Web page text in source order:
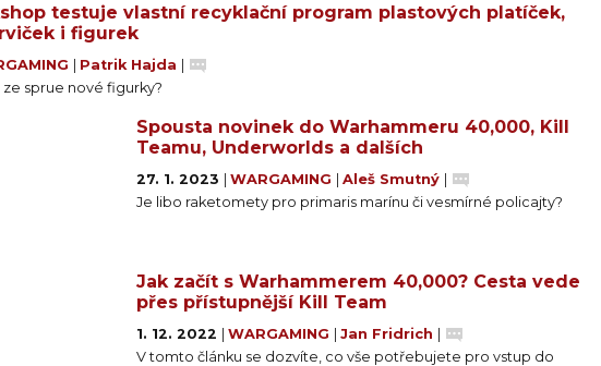
testuje vlastní recyklační program plastových platíček,
i figurek
Patrik Hajda
sprue nové figurky?
Spousta novinek do Warhammeru 40,000, Kill
Teamu, Underworlds a dalších
27. 1. 2023 WARGAMING Aleš Smutný
Je libo raketomety pro primaris marínu či vesmírné policajty?
Jak začít s Warhammerem 40,000? Cesta vede
přes přístupnější Kill Team
1. 12. 2022 WARGAMING Jan Fridrich
V tomto článku se dozvíte, co vše potřebujete pro vstup do